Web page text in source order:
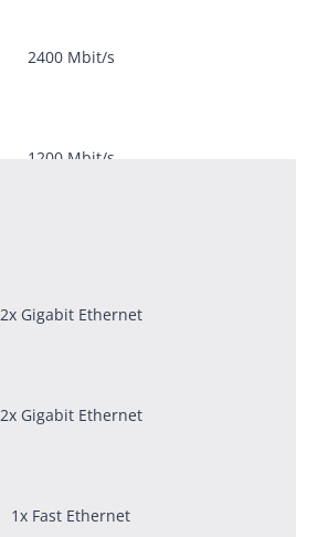
2400 Mbit/s
1200 Mbit/s
2x Gigabit Ethernet
2x Gigabit Ethernet
1x Fast Ethernet